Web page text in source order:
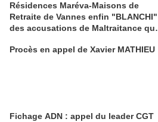
Résidences Maréva-Maisons de
Retraite de Vannes enfin "BLANCHI"
des accusations de Maltraitance qui
Procès en appel de Xavier MATHIEU
Fichage ADN : appel du leader CGT